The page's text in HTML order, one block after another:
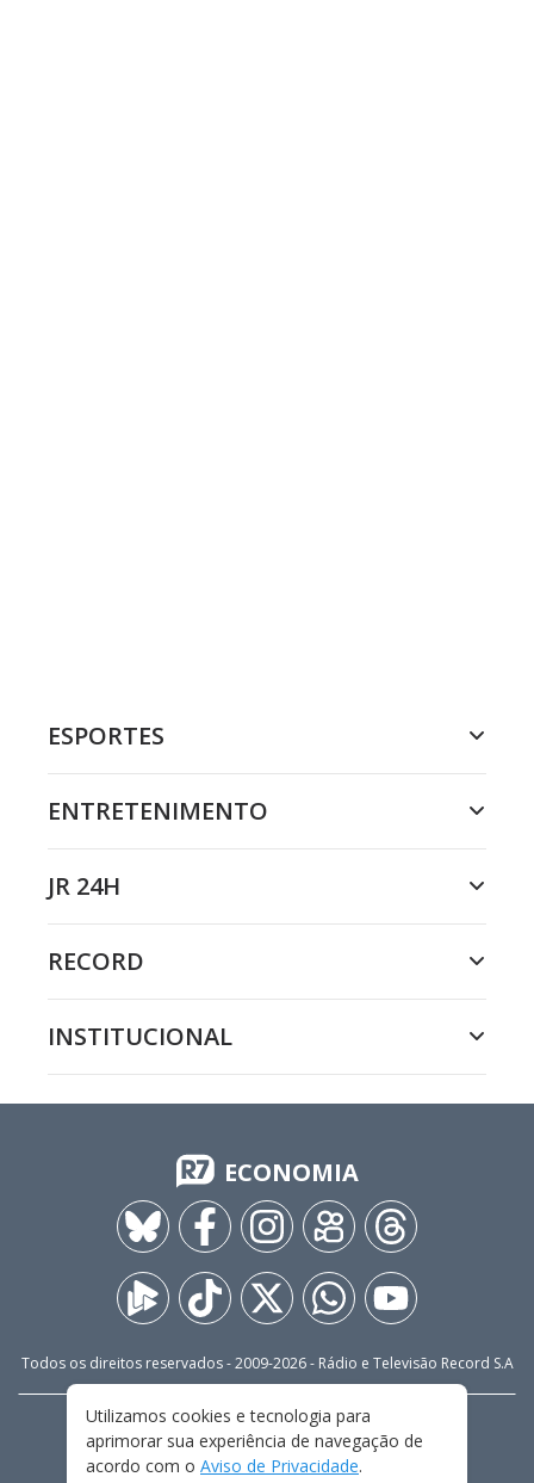
ESPORTES
ENTRETENIMENTO
JR 24H
RECORD
INSTITUCIONAL
ECONOMIA
Todos os direitos reservados - 2009-2026- Rádio e Televisão Record S.A
FALE CONOSCO
PRIVACIDADE
TERMOS E CONDIÇÕES DE USO
Utilizamos cookies e tecnologia para
aprimorar sua experiência de navegação de
acordo com o Aviso de Privacidade.